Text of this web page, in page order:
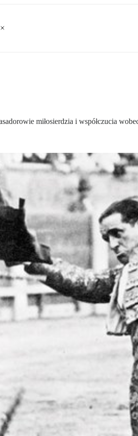
miłosierdzia i współczucia